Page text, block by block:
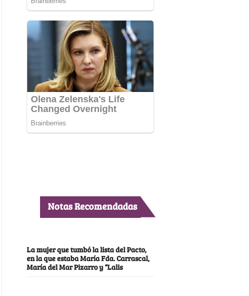
Notas Recomendadas
La mujer que tumbó la lista del Pacto,
en la que estaba María Fda. Carrascal,
María del Mar Pizarro y “Lalis